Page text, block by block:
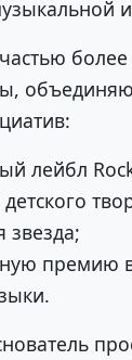
лейбл
звезда;
премию